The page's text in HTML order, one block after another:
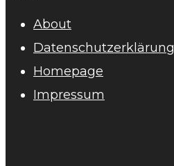
About
Datenschutzerklärung
Homepage
Impressum